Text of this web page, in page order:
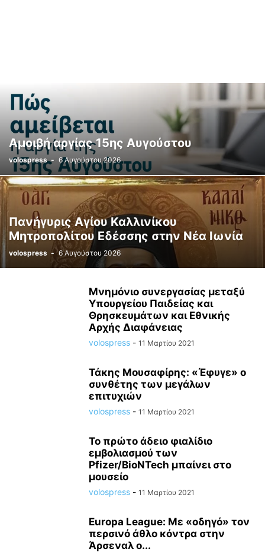
Αμοιβή αργίας 15ης Αυγούστου
volospress - 6 Αυγούστου 2026
Πανήγυρις Αγίου Καλλινίκου
Μητροπολίτου Εδέσσης στην Νέα Ιωνία
volospress - 6 Αυγούστου 2026
Μνημόνιο συνεργασίας μεταξύ
Υπουργείου Παιδείας και
Θρησκευμάτων και Εθνικής
Αρχής Διαφάνειας
volospress - 11 Μαρτίου 2021
Τάκης Μουσαφίρης: «Έφυγε» ο
συνθέτης των μεγάλων
επιτυχιών
volospress - 11 Μαρτίου 2021
Το πρώτο άδειο φιαλίδιο
εμβολιασμού των
Pfizer/BioNTech μπαίνει στο
μουσείο
volospress - 11 Μαρτίου 2021
Europa League: Με «οδηγό» τον
περσινό άθλο κόντρα στην
Άρσεναλ ο...